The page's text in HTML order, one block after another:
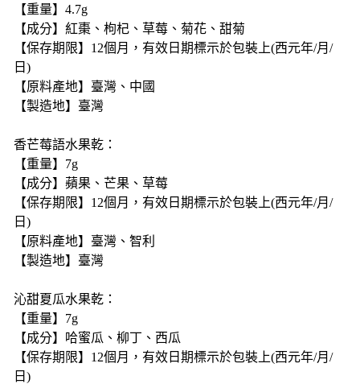
【重量】4.7g
【成分】紅棗、枸杞、草莓、菊花、甜菊
【保存期限】12個月，有效日期標示於包裝上(西元年/月/
日)
【原料產地】臺灣、中國
【製造地】臺灣
香芒莓語水果乾：
【重量】7g
【成分】蘋果、芒果、草莓
【保存期限】12個月，有效日期標示於包裝上(西元年/月/
日)
【原料產地】臺灣、智利
【製造地】臺灣
沁甜夏瓜水果乾：
【重量】7g
【成分】哈蜜瓜、柳丁、西瓜
【保存期限】12個月，有效日期標示於包裝上(西元年/月/
日)